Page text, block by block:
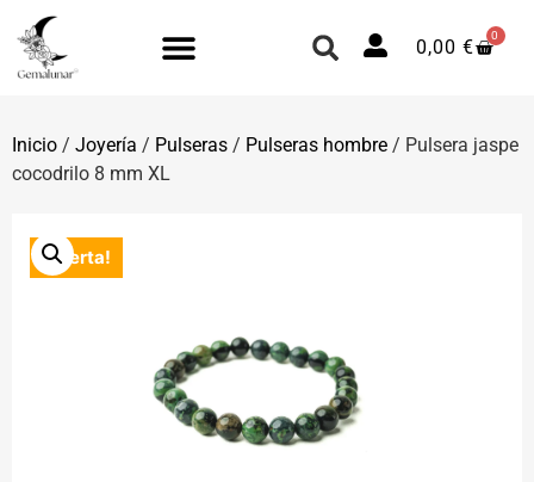
0,00 €
0
Inicio / Joyería / Pulseras / Pulseras hombre / Pulsera jaspe
cocodrilo 8 mm XL
¡Oferta!